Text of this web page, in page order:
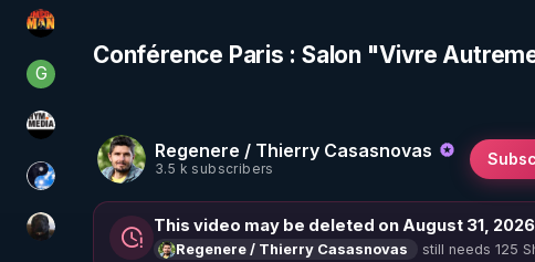
OHM ÉGA MAN
G Generousbear
HYM.MEDIA
Chercheur de vérité
TrueMedia
Conférence Paris : Salon "Vivre
Regenere / Thierry Casasnovas
3.5 k subscribers
This video may be deleted on August 31, 2026
Regenere / Thierry Casasnovas still needs 125